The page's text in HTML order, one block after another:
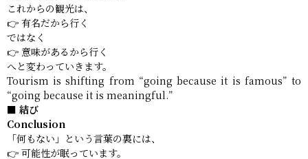
これからの観光は、
👉 有名だから行く
ではなく
👉 意味があるから行く
へと変わっていきます。
Tourism is shifting from “going because it is famous” to
“going because it is meaningful.”
■ 結び
Conclusion
「何もない」という言葉の裏には、
👉 可能性が眠っています。